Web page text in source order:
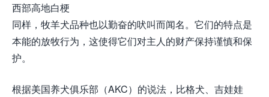
西部高地白梗
同样，牧羊犬品种也以勤奋的吠叫而闻名。它们的特点是
本能的放牧行为，这使得它们对主人的财产保持谨慎和保
护。
根据美国养犬俱乐部（AKC）的说法，比格犬、吉娃娃